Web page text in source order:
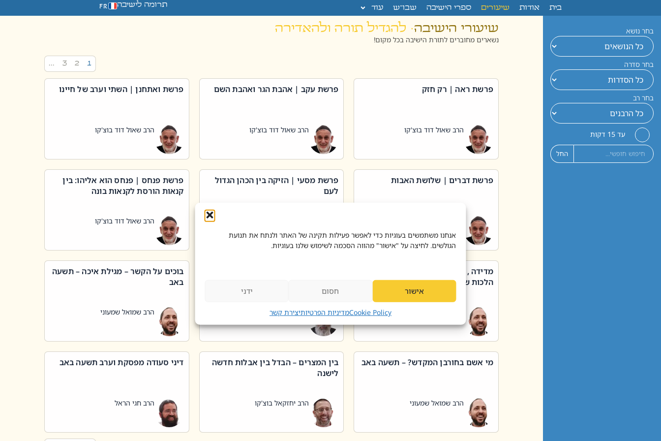
אנחנו משתמשים בעוגיות כדי לאפשר פעילות תקינה של האתר ולנתח את תנועת
הגולשים. לחיצה על "אישור" מהווה הסכמה לשימוש שלנו בעוגיות.
אישור חסום ידני
Cookie Policyמדיניות הפרטיותיצירת קשר
בית אודות שיעורים ספרי הישיבה שבו”ש עוד תרומה לישיבה FR
בחר נושא
בחר סדרה
בחר רב
עד 15 דקות
החל
שיעורי הישיבה· להגדיל תורה ולהאדירה
נשארים מחוברים לתורת הישיבה בכל מקום!
1
2
3
…
פרשת ראה | רק חזק
הרב שאול דוד בוצ'קו
פרשת עקב | אהבת הגר ואהבת השם
הרב שאול דוד בוצ'קו
פרשת ואתחנן | השתי וערב של חיינו
הרב שאול דוד בוצ'קו
פרשת דברים | שלושת האבות
פרשת מסעי | הזיקה בין הכהן הגדול
לעם
פרשת פנחס | פנחס הוא אליהו: בין
קנאות הורסת לקנאות בונה
הרב שאול דוד בוצ'קו
מדידה , קניה , שטיפת כלים בשבת –
הלכות שבת – סימן שכג
הרב יאיר בידני
בוכים על הקשר – מגילת איכה – תשעה
באב
הרב שמואל שמעוני
מי אשם בחורבן המקדש? – תשעה באב
הרב שמואל שמעוני
בין המצרים – הבדל בין אבלות חדשה
לישנה
הרב יחזקאל בוצ'קו
דיני סעודה מפסקת וערב תשעה באב
הרב חגי הראל